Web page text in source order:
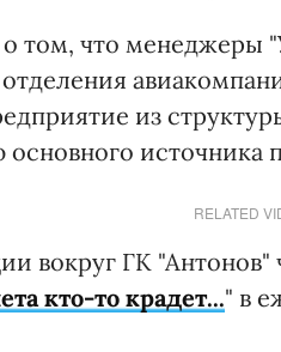
том, что менеджеры
из
основного
RELATED
вокруг ГК
кто-то крадет..." в